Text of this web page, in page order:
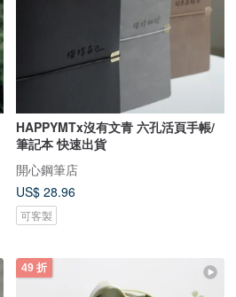
HAPPYMTx沒有文青 六孔活頁手帳/
筆記本 快速出貨
開心鋼筆店
US$ 28.96
可客製
49 折